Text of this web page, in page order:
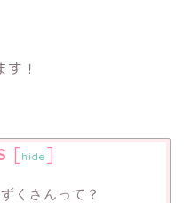
！
[hide ]
くさんって？